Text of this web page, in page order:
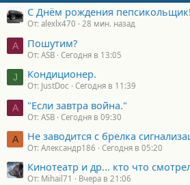
С Днём рождения пепсикольщик!
От: alexlx470 28 мин. назад
A Пошутим?
От: ASB Сегодня в 13:05
J Кондиционер.
От: JustDoc Сегодня в 11:39
A "Если завтра война."
От: ASB Сегодня в 09:30
А Не заводится с брелка
От: Александр186 Сегодня в 05:20
Кинотеатр и др... кто что
От: Mihail71 Вчера в 21:06